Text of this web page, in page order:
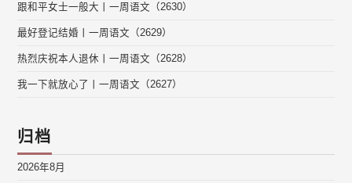
跟和平女士一般大丨一周语文（2630）
最好登记结婚丨一周语文（2629）
热烈庆祝本人退休丨一周语文（2628）
我一下就放心了丨一周语文（2627）
归档
2026年8月